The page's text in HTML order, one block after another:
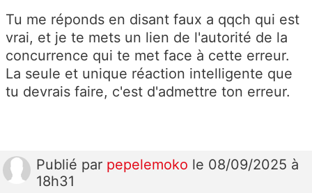
Tu me réponds en disant faux a qqch qui est
vrai, et je te mets un lien de l'autorité de la
concurrence qui te met face à cette erreur.
La seule et unique réaction intelligente que
tu devrais faire, c'est d'admettre ton erreur.
Publié par pepelemoko le 08/09/2025 à
18h31